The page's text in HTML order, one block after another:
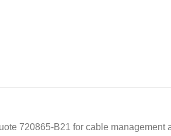
720865-B21 for cable management